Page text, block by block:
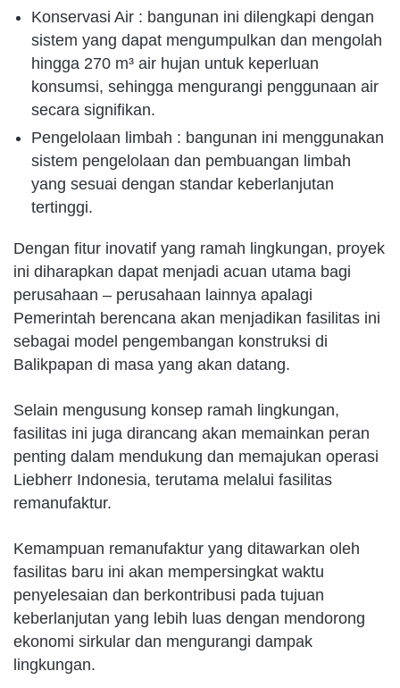
Konservasi Air : bangunan ini dilengkapi dengan
sistem yang dapat mengumpulkan dan mengolah
hingga 270 m³ air hujan untuk keperluan
konsumsi, sehingga mengurangi penggunaan air
secara signifikan.
Pengelolaan limbah : bangunan ini menggunakan
sistem pengelolaan dan pembuangan limbah
yang sesuai dengan standar keberlanjutan
tertinggi.
Dengan fitur inovatif yang ramah lingkungan, proyek
ini diharapkan dapat menjadi acuan utama bagi
perusahaan – perusahaan lainnya apalagi
Pemerintah berencana akan menjadikan fasilitas ini
sebagai model pengembangan konstruksi di
Balikpapan di masa yang akan datang.
Selain mengusung konsep ramah lingkungan,
fasilitas ini juga dirancang akan memainkan peran
penting dalam mendukung dan memajukan operasi
Liebherr Indonesia, terutama melalui fasilitas
remanufaktur.
Kemampuan remanufaktur yang ditawarkan oleh
fasilitas baru ini akan mempersingkat waktu
penyelesaian dan berkontribusi pada tujuan
keberlanjutan yang lebih luas dengan mendorong
ekonomi sirkular dan mengurangi dampak
lingkungan.